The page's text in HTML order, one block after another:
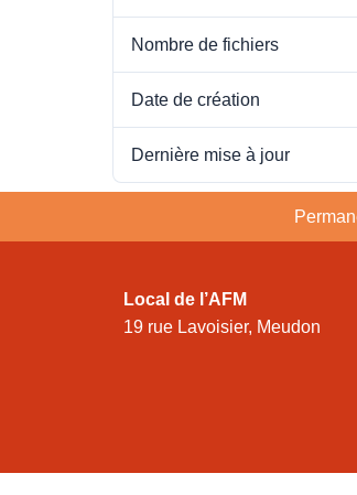
Nombre de fichiers
Date de création
Dernière mise à jour
Local de l’AFM
19 rue Lavoisier, Meudon